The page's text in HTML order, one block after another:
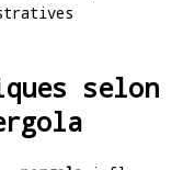
selon